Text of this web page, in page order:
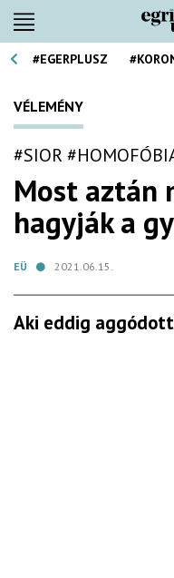
#EGERPLUSZ
VÉLEMÉNY
#SIOR
Most aztán
hagyják a
EÜ 2021.06.15.
Aki eddig